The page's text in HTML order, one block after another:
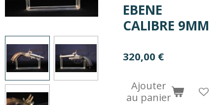
EBENE
CALIBRE 9MM
320,00 €
Ajouter
au panier